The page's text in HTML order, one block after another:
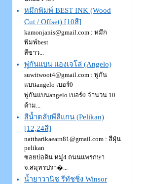
หมึกพิมพ์ BEST INK (Wood
Cut / Offset) [10สี]
kamonjanis@gmail.com : หมึก
พิมพ์best
สีขาว...
พู่กันแบน แองเจโล่ (Angelo)
suwitwoot4@gmail.com : พู่กัน
แบนangelo เบอร์0
พู่กันแบนangelo เบอร์0 จำนวน 10
ด้าม...
สีน้ำตลับพีลีแกน (Pelikan)
[12,24สี]
nattharikaearn81@gmail.com : สีฝุ่น
pelikan
ซอยบ่อดิน หมู่4 ถนนแพรกษา
จ.สมุทรปรา�...
น้ำยาวานิช รีทัชชิ่ง Winsor